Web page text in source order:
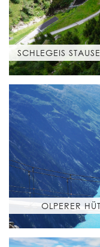
SCHLEGEIS
OLPERER